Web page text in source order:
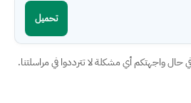
تحميل
حال واجهتكم أي مشكلة لا تترددوا في مراسلتنا.